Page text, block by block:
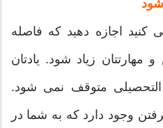
اجازه دهید که فاصله
زیاد شود. یادتان
التحصیلی متوقف نمی شود.
وجود دارد که به شما در